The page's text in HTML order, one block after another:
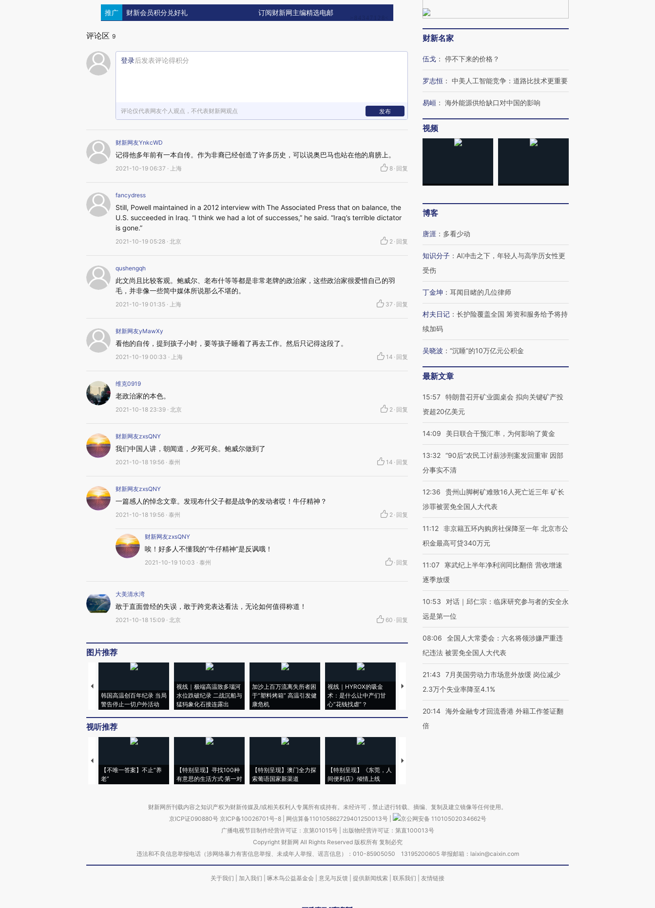
推广 财新会员积分兑好礼 订阅财新网主编精选电邮
评论区 9
登录后发表评论得积分
评论仅代表网友个人观点，不代表财新网观点 发布
财新网友YnkcWD
记得他多年前有一本自传。作为非裔已经创造了许多历史，可以说奥巴马也站在他的肩膀上。
2021-10-19 06:37 · 上海 8 · 回复
fancydress
Still, Powell maintained in a 2012 interview with The Associated Press that on balance, the
U.S. succeeded in Iraq. “I think we had a lot of successes,” he said. “Iraq’s terrible dictator
is gone.”
2021-10-19 05:28 · 北京 2 · 回复
qushengqh
此文尚且比较客观。鲍威尔、老布什等等都是非常老牌的政治家，这些政治家很爱惜自己的羽
毛，并非像一些简中媒体所说那么不堪的。
2021-10-19 01:35 · 上海 37 · 回复
财新网友yMawXy
看他的自传，提到孩子小时，要等孩子睡着了再去工作。然后只记得这段了。
2021-10-19 00:33 · 上海 14 · 回复
维克0919
老政治家的本色。
2021-10-18 23:39 · 北京 2 · 回复
财新网友zxsQNY
我们中国人讲，朝闻道，夕死可矣。鲍威尔做到了
2021-10-18 19:56 · 泰州 14 · 回复
财新网友zxsQNY
一篇感人的悼念文章。发现布什父子都是战争的发动者哎！牛仔精神？
2021-10-18 19:56 · 泰州 2 · 回复
财新网友zxsQNY
唉！好多人不懂我的“牛仔精神”是反讽哦！
2021-10-19 10:03 · 泰州 · 回复
大美清水湾
敢于直面曾经的失误，敢于跨党表达看法，无论如何值得称道！
2021-10-18 15:09 · 北京 60 · 回复
图片推荐
韩国高温创百年纪录 当局
警告停止一切户外活动
视线｜极端高温致多瑙河
水位跌破纪录 二战沉船与
猛犸象化石接连露出
加沙上百万流离失所者困
于“塑料烤箱” 高温引发健
康危机
视线｜HYROX的吸金
术：是什么让中产们甘
心“花钱找虐”？
马航飞行员跨国走私7万
视线｜被称为“蟑螂”的印
视听推荐
【不唯一答案】不止“养
老”
【特别呈现】寻找100种
有意思的生活方式·第一对
【特别呈现】澳门全力探
索葡语国家新渠道
【特别呈现】《东莞，人
间便利店》倾情上线
【推广】走进第四届链博
财新名家
伍戈 ： 停不下来的价格？
罗志恒 ： 中美人工智能竞争：道路比技术更重要
易峘 ： 海外能源供给缺口对中国的影响
视频
博客
唐涯 ： 多看少动
知识分子 ： AI冲击之下，年轻人与高学历女性更
受伤
丁金坤 ： 耳闻目睹的几位律师
村夫日记 ： 长护险覆盖全国 筹资和服务给予将持
续加码
吴晓波 ： “沉睡”的10万亿元公积金
最新文章
15:57 特朗普召开矿业圆桌会 拟向关键矿产投
资超20亿美元
14:09 美日联合干预汇率，为何影响了黄金
13:32 “90后”农民工讨薪涉刑案发回重审 因部
分事实不清
12:36
贵州山脚树矿难致16人死亡近三年 矿长
涉罪被罢免全国人大代表
11:12 非京籍五环内购房社保降至一年 北京市公
积金最高可贷340万元
11:07
寒武纪上半年净利润同比翻倍 营收增速
逐季放缓
10:53
对话｜邱仁宗：临床研究参与者的安全永
远是第一位
08:06
全国人大常委会：六名将领涉嫌严重违
纪违法 被罢免全国人大代表
21:43
7月美国劳动力市场意外放缓 岗位减少
2.3万个失业率降至4.1%
20:14 海外金融专才回流香港 外籍工作签证翻
倍
财新网所刊载内容之知识产权为财新传媒及/或相关权利人专属所有或持有。未经许可，禁止进行转载、摘编、复制及建立镜像等任何使用。
京ICP证090880号 京ICP备10026701号-8 网信算备110105862729401250013号
京公网安备 11010502034662号
广播电视节目制作经营许可证：京第01015号| 出版物经营许可证：第直100013号
Copyright 财新网 All Rights Reserved 版权所有 复制必究
违法和不良信息举报电话（涉网络暴力有害信息举报、未成年人举报、谣言信息）：010-85905050 13195200605 举报邮箱：laixin@caixin.com
关于我们 加入我们 啄木鸟公益基金会 意见与反馈 提供新闻线索 联系我们 友情链接